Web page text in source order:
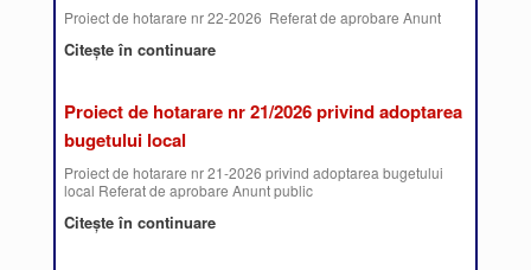
Proiect de hotarare nr 22-2026 Referat de aprobare Anunt
Citește în continuare
Proiect de hotarare nr 21/2026 privind adoptarea
bugetului local
Proiect de hotarare nr 21-2026 privind adoptarea bugetului
local Referat de aprobare Anunt public
Citește în continuare